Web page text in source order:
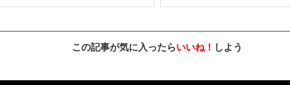
この記事が気に入ったらいいね！ しよう